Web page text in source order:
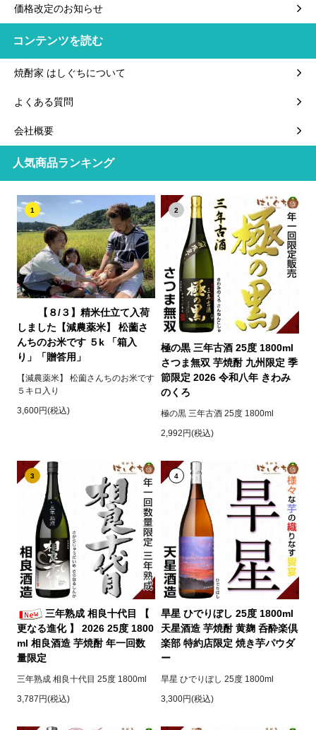
価格改定のお知らせ
コンテンツを読む
焼酎家 はしぐちについて
よくある質問
会社概要
人気商品ランキング
1
【８/３】精米仕立て入荷
しました【減農薬米】 松薗さ
んちのお米です ５k 「箱入
り」「贈答用」
【減農薬米】 松薗さんちのお米です
５キロ入り
3,600円(税込)
2
極の黒 三年古酒 25度 1800ml
さつま無双 芋焼酎 九州限定 季
節限定 2026 令和八年 きわみ
のくろ
極の黒 三年古酒 25度 1800ml
2,992円(税込)
3
三年熟成 相良十代目 【
更なる進化 】 2026 25度 1800
ml 相良酒造 芋焼酎 年一回数
量限定
三年熟成 相良十代目 25度 1800ml
3,787円(税込)
4
旱星 ひでりぼし 25度 1800ml
天星酒造 芋焼酎 黄麹 呑酔楽倶
楽部 特約店限定 焼き芋パウダ
ー
旱星 ひでりぼし 25度 1800ml
3,300円(税込)